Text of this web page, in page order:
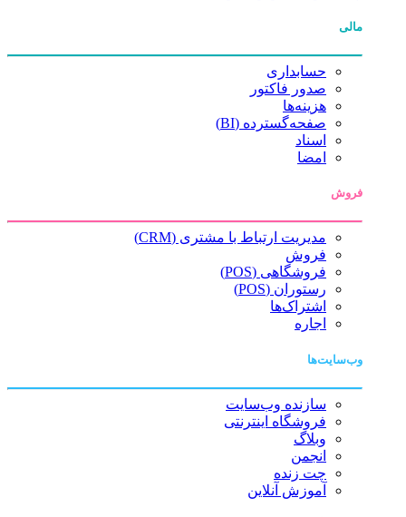
مالی
حسابداری
صدور فاکتور
هزینه‌ها
صفحه‌گسترده (BI)
اسناد
امضا
فروش
مدیریت ارتباط با مشتری (CRM)
فروش
فروشگاهی (POS)
رستوران (POS)
اشتراک‌ها
اجاره
وب‌سایت‌ها
سازنده وب‌سایت
فروشگاه اینترنتی
وبلاگ
انجمن
چت زنده
آموزش آنلاین